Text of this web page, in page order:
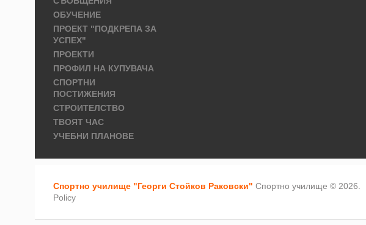
ОБУЧЕНИЕ
ПРОЕКТ "ПОДКРЕПА ЗА
УСПЕХ"
ПРОЕКТИ
ПРОФИЛ НА КУПУВАЧА
СПОРТНИ
ПОСТИЖЕНИЯ
СТРОИТЕЛСТВО
ТВОЯТ ЧАС
УЧЕБНИ ПЛАНОВЕ
Спортно училище "Георги Стойков Раковски" Спортно училище © 2026.
Policy